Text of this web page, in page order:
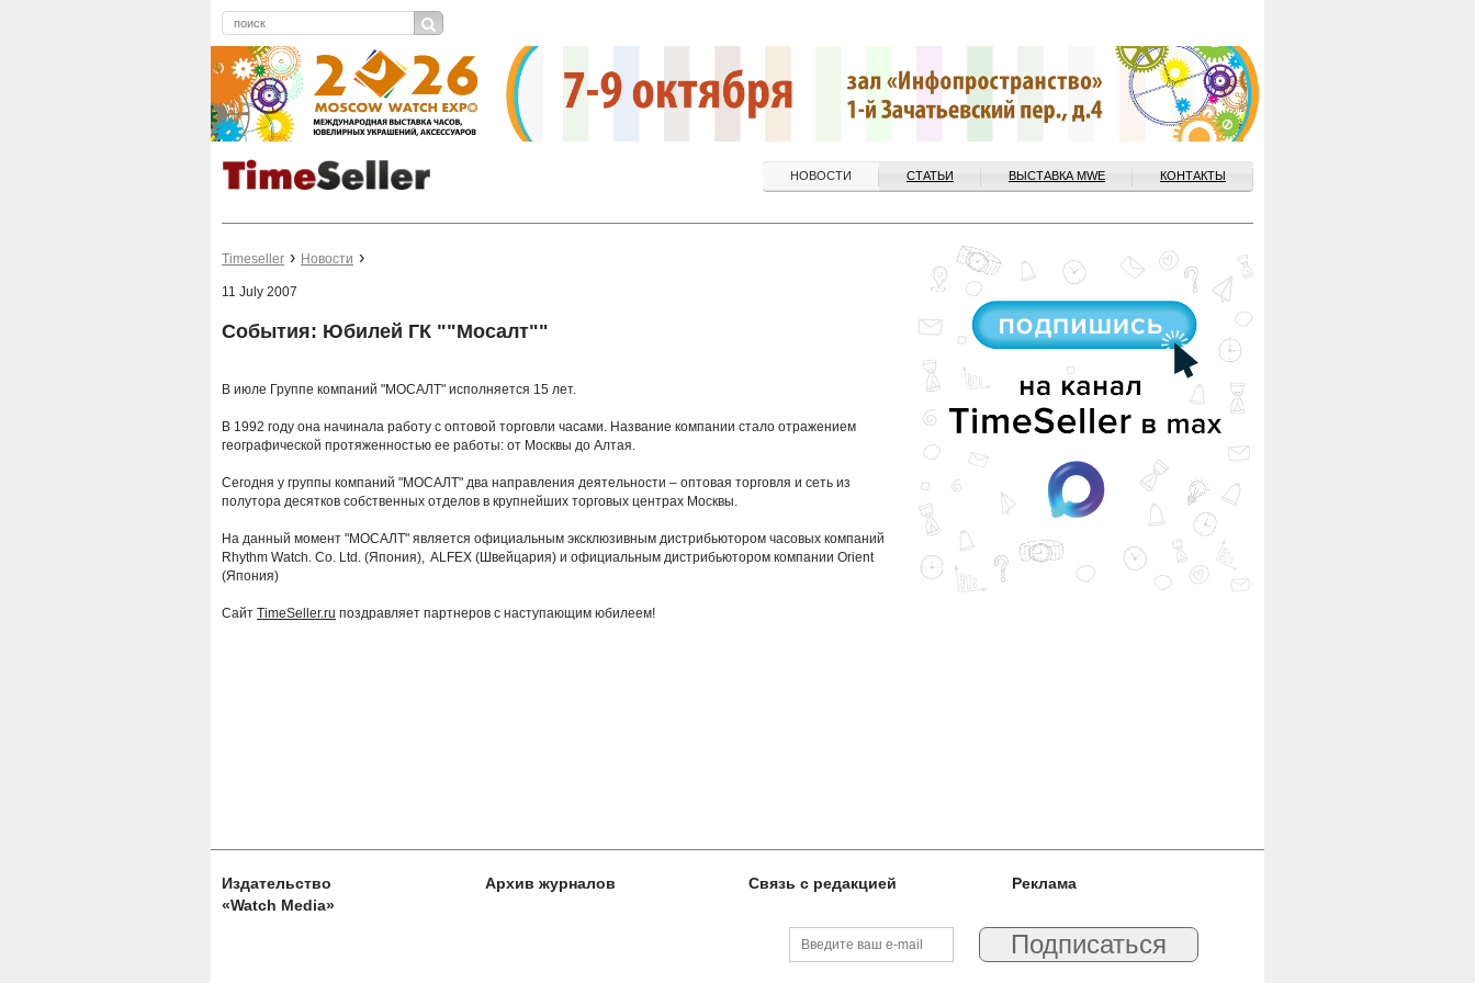
НОВОСТИ СТАТЬИ ВЫСТАВКА MWE КОНТАКТЫ
Timeseller Новости
11 July 2007
События: Юбилей ГК ""Мосалт""
В июле Группе компаний "МОСАЛТ" исполняется 15 лет.
В 1992 году она начинала работу с оптовой торговли часами. Название компании стало отражением
географической протяженностью ее работы: от Москвы до Алтая.
Сегодня у группы компаний "МОСАЛТ" два направления деятельности – оптовая торговля и сеть из
полутора десятков собственных отделов в крупнейших торговых центрах Москвы.
На данный момент "МОСАЛТ" является официальным эксклюзивным дистрибьютором часовых компаний
Rhythm Watch. Co. Ltd. (Япония), ALFEX (Швейцария) и официальным дистрибьютором компании Orient
(Япония)
Сайт TimeSeller.ru поздравляет партнеров с наступающим юбилеем!
Издательство
«Watch Media»
Архив журналов Связь с редакцией Реклама